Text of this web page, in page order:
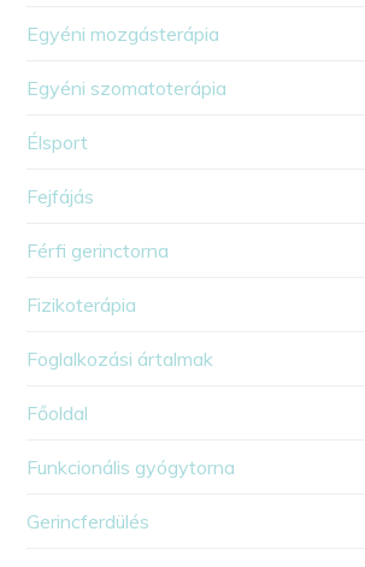
Egyéni mozgásterápia
Egyéni szomatoterápia
Élsport
Fejfájás
Férfi gerinctorna
Fizikoterápia
Foglalkozási ártalmak
Főoldal
Funkcionális gyógytorna
Gerincferdülés